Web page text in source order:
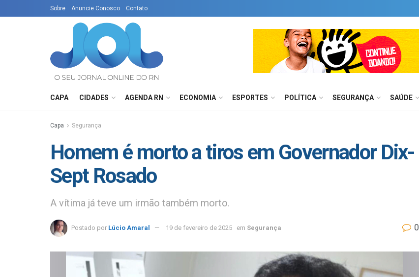
Sobre Anuncie Conosco Contato
CAPA CIDADES AGENDA RN ECONOMIA ESPORTES POLÍTICA SEGURANÇA SAÚDE
Capa Segurança
Homem é morto a tiros em Governador Dix-
Sept Rosado
A vítima já teve um irmão também morto.
Postado por Lúcio Amaral 19 de fevereiro de 2025 em Segurança 0